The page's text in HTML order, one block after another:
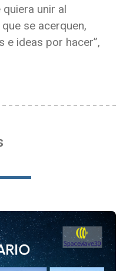
unir al
se acerquen,
e ideas por hacer”,